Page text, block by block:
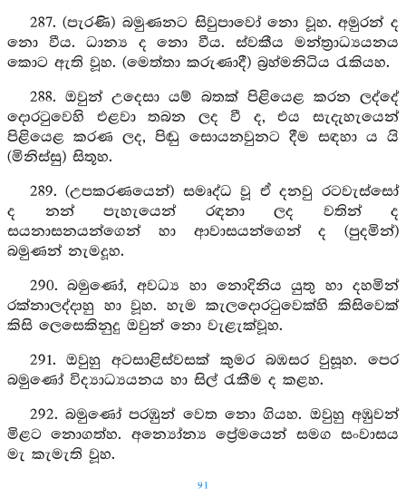
287. (පැරණි) බමුණනට සිවුපාවෝ නො වූහ. අමුරන් ද
නො වීය. ධාන්‍ය ද නො වීය. ස්වකීය මන්ත්‍රාධ්‍යයනය
කොට ඇති වූහ. (මෙත්තා කරුණාදී) බ්‍රහ්මනිධිය රැකියහ.
288. ඔවුන් උදෙසා යම් බතක් පිළියෙළ කරන ලද්දේ
දොරටුවෙහි එළවා තබන ලද වී ද, එය සැදැහැයෙන්
පිළියෙළ කරණ ලද, පිඬු සොයනවුනට දීම සඳහා ය යි
(මිනිස්සු) සිතූහ.
289. (උපකරණයෙන්) සමෘද්ධ වූ ඒ දනවු රටවැස්සෝ
ද නන් පැහැයෙන් රඳනා ලද වතින් ද
සයනාසනයන්ගෙන් හා ආවාසයන්ගෙන් ද (පුදමින්)
බමුණන් නැමදූහ.
290. බමුණෝ, අවධ්‍ය හා නොදිනිය යුතු හා දහමින්
රක්නාලද්දාහු හා වූහ. හැම කැලදොරටුවෙක්හි කිසිවෙක්
කිසි ලෙසෙකිනුදු ඔවුන් නො වැළැක්වූහ.
291. ඔවුහු අටසාළිස්වසක් කුමර බඹසර වුසූහ. පෙර
බමුණෝ විද්‍යාධ්‍යයනය හා සිල් රැකීම ද කළහ.
292. බමුණෝ පරඹුන් වෙත නො ගියහ. ඔවුහු අඹුවන්
මිළට නොගත්හ. අන්‍යෝන්‍ය ප්‍රේමයෙන් සමග සංවාසය
මැ කැමැති වූහ.
91